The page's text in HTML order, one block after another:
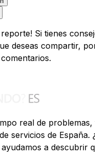
Si tienes
deseas compartir,
real de
servicios de España.
a descubrir